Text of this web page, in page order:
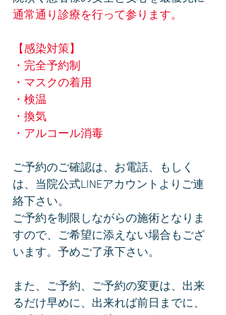
通常通り診療を行って参ります。
【感染対策】
・完全予約制
・マスクの着用
・検温
・換気
・アルコール消毒
ご予約のご確認は、お電話、もしく
は、当院公式LINEアカウントよりご連
絡下さい。
ご予約を制限しながらの施術となりま
すので、ご希望に添えない場合もござ
います。予めご了承下さい。
また、ご予約、ご予約の変更は、出来
るだけ早めに、出来れば前日までに、